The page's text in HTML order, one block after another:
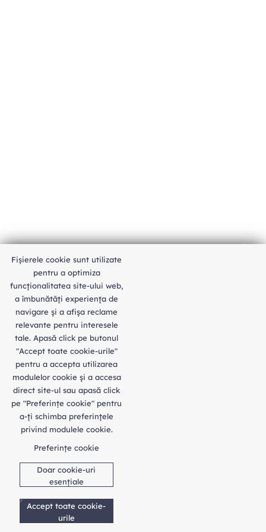
An unexpected error has occurred
Fișierele cookie sunt utilizate
pentru a optimiza
funcţionalitatea site-ului web,
a îmbunătăţi experienţa de
navigare şi a afişa reclame
relevante pentru interesele
tale. Apasă click pe butonul
"Accept toate cookie-urile"
pentru a accepta utilizarea
modulelor cookie şi a accesa
direct site-ul sau apasă click
pe "Preferințe cookie" pentru
a-ţi schimba preferinţele
privind modulele cookie.
Preferințe cookie
Doar cookie-uri
esențiale
Accept toate cookie-
urile